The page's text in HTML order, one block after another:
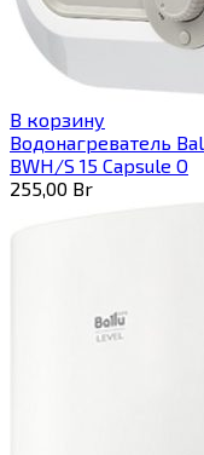
В корзину
Водонагреватель
BWH/S 15 Capsule O
255,00 Br